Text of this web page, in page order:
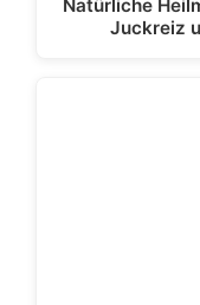
Natürliche
Juckreiz